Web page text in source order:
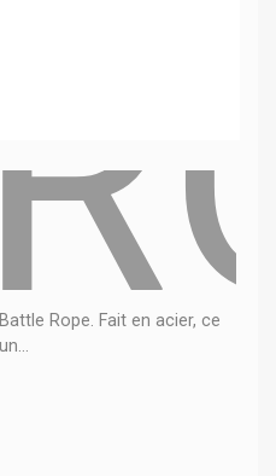
Rope. Fait en acier, ce